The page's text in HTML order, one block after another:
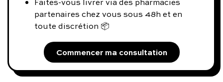
Faites-vous livrer via des pharmacies
partenaires chez vous sous 48h et en
toute discrétion 📦
Commencer ma consultation